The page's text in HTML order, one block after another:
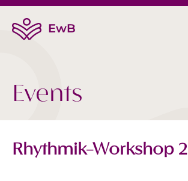
Events
Rhythmik-Workshop 2